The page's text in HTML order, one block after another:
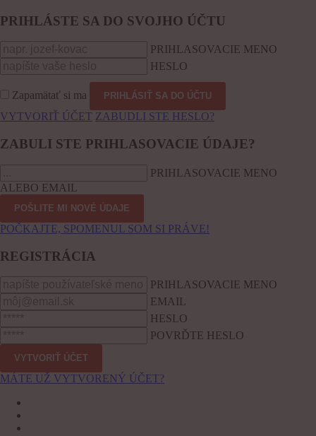
PRIHLÁSTE SA DO SVOJHO ÚČTU
PRIHLASOVACIE MENO
HESLO
Zapamätať si ma
VYTVORIŤ ÚČET ZABUDLI STE HESLO?
ZABULI STE PRIHLASOVACIE ÚDAJE?
PRIHLASOVACIE MENO
ALEBO EMAIL
POČKAJTE, SPOMENUL SOM SI PRÁVE!
REGISTRÁCIA
PRIHLASOVACIE MENO
EMAIL
HESLO
POVRĎTE HESLO
MÁTE UŽ VYTVORENÝ ÚČET?